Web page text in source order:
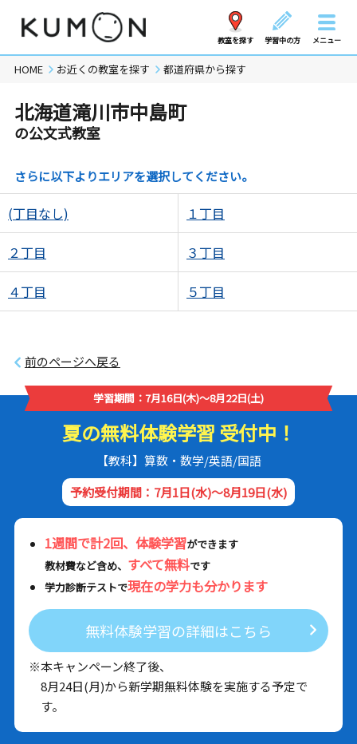
教室を探す 学習中の方 メニュー
HOME お近くの教室を探す 都道府県から探す
北海道滝川市中島町
の公文式教室
さらに以下よりエリアを選択してください。
(丁目なし) １丁目
２丁目 ３丁目
４丁目 ５丁目
前のページへ戻る
学習期間：7月16日(木)～8月22日(土)
夏の無料体験学習 受付中！
【教科】算数・数学/英語/国語
予約受付期間：7月1日(水)～8月19日(水)
1週間で計2回、体験学習ができます
教材費など含め、 すべて無料です
学力診断テストで現在の学力も分かります
無料体験学習の詳細はこちら
※本キャンペーン終了後、
8月24日(月)から新学期無料体験を実施する予定で
す。